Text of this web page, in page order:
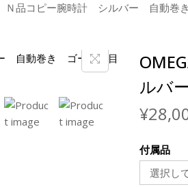
品コピー腕時計 シルバー 自動巻
ルバ
¥
付属品